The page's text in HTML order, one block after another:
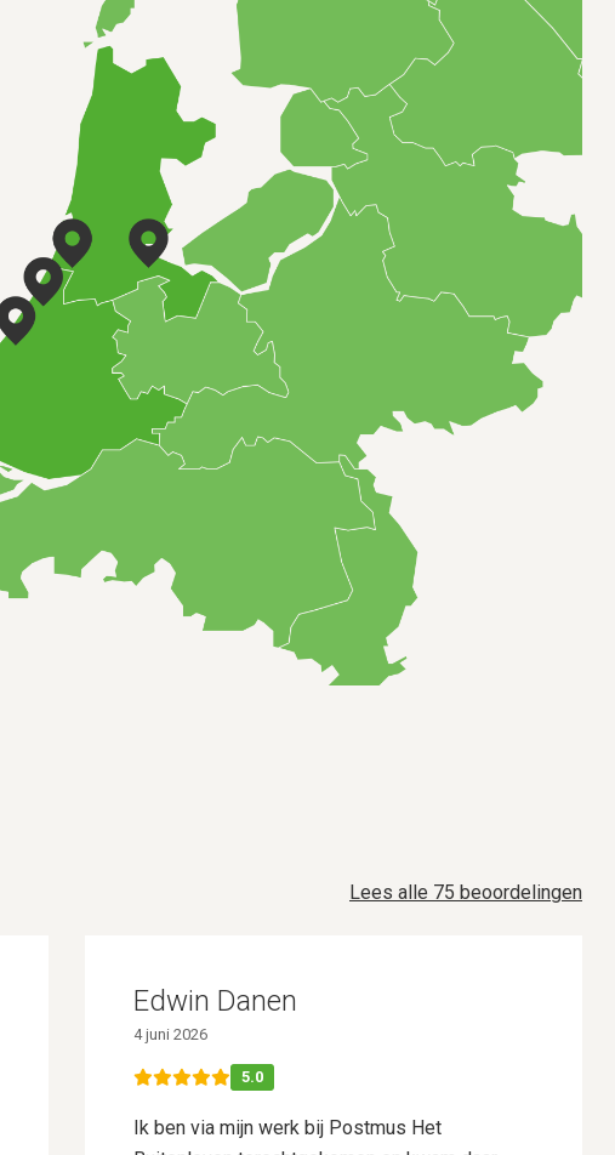
Lees alle 75 beoordelingen
Edwin Danen
4 juni 2026
5.0
Ik ben via mijn werk bij Postmus Het